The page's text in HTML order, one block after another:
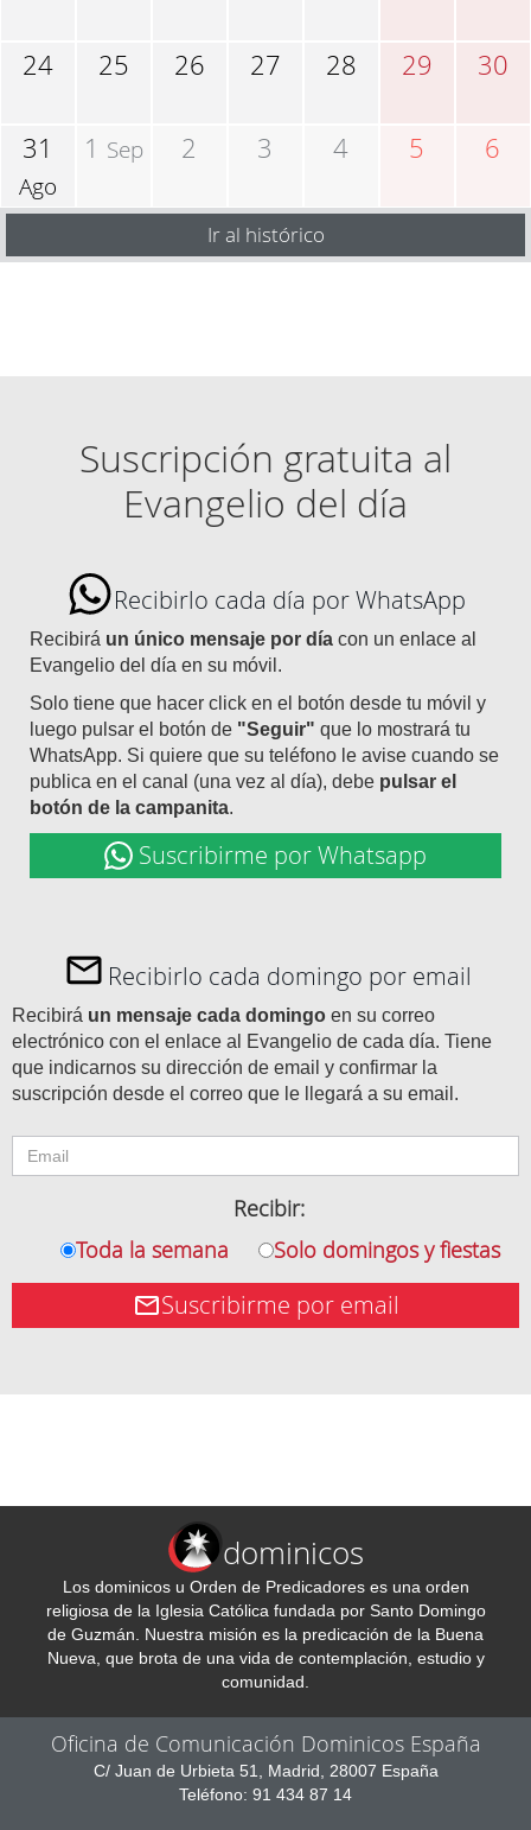
24 25 26 27 28 29 30
31
Ago
1 Sep 2 3 4 5 6
Ir al histórico
Suscripción gratuita al
Evangelio del día
Recibirlo cada día por WhatsApp
Recibirá un único mensaje por día con un enlace al
Evangelio del día en su móvil.
Solo tiene que hacer click en el botón desde tu móvil y
luego pulsar el botón de "Seguir" que lo mostrará tu
WhatsApp. Si quiere que su teléfono le avise cuando se
publica en el canal (una vez al día), debe pulsar el
botón de la campanita.
Suscribirme por Whatsapp
Recibirlo cada domingo por email
Recibirá un mensaje cada domingo en su correo
electrónico con el enlace al Evangelio de cada día. Tiene
que indicarnos su dirección de email y confirmar la
suscripción desde el correo que le llegará a su email.
Recibir:
Toda la semana
Solo domingos y fiestas
Suscribirme por email
dominicos
Los dominicos u Orden de Predicadores es una orden
religiosa de la Iglesia Católica fundada por Santo Domingo
de Guzmán. Nuestra misión es la predicación de la Buena
Nueva, que brota de una vida de contemplación, estudio y
comunidad.
Oficina de Comunicación Dominicos España
C/ Juan de Urbieta 51, Madrid, 28007 España
Teléfono: 91 434 87 14